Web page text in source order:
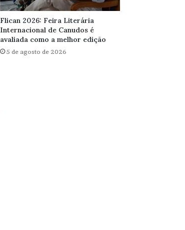
Flican 2026: Feira Literária
Internacional de Canudos é
avaliada como a melhor edição
5 de agosto de 2026